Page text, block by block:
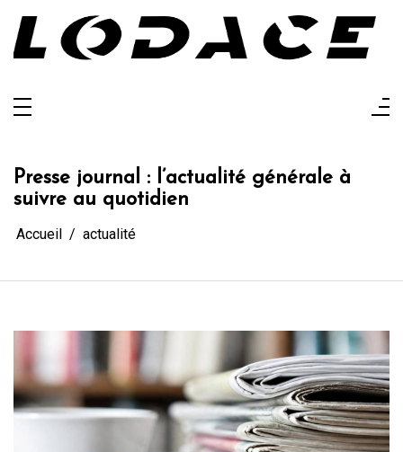
contenu
Lodace
Presse journal : l’actualité générale à
suivre au quotidien
Accueil actualité